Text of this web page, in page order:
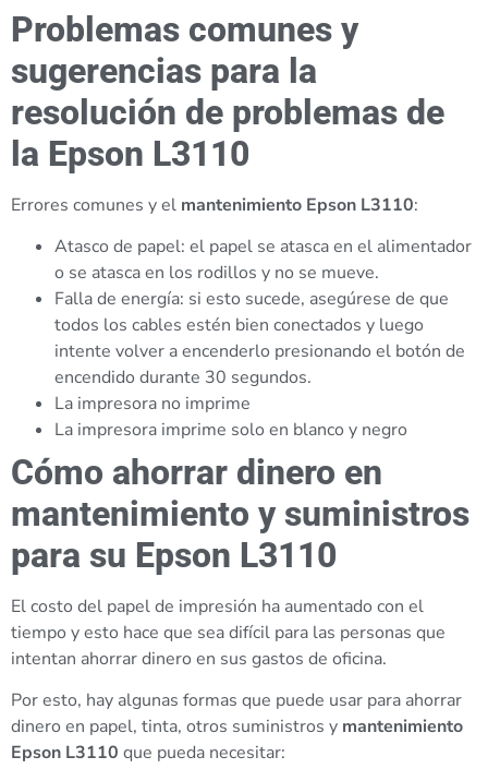
Problemas comunes y
sugerencias para la
resolución de problemas de
la Epson L3110
Errores comunes y el mantenimiento Epson L3110:
Atasco de papel: el papel se atasca en el alimentador
o se atasca en los rodillos y no se mueve.
Falla de energía: si esto sucede, asegúrese de que
todos los cables estén bien conectados y luego
intente volver a encenderlo presionando el botón de
encendido durante 30 segundos.
La impresora no imprime
La impresora imprime solo en blanco y negro
Cómo ahorrar dinero en
mantenimiento y suministros
para su Epson L3110
El costo del papel de impresión ha aumentado con el
tiempo y esto hace que sea difícil para las personas que
intentan ahorrar dinero en sus gastos de oficina.
Por esto, hay algunas formas que puede usar para ahorrar
dinero en papel, tinta, otros suministros y mantenimiento
Epson L3110 que pueda necesitar: